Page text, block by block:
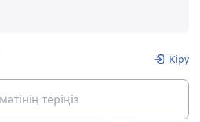
Кіру